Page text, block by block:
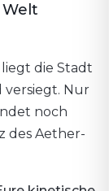
die Stadt
versiegt. Nur
noch
des Aether-